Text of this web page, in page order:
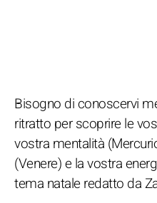
Bisogno di conoscervi
ritratto per scoprire le
vostra mentalità
(Venere) e la vostra
tema natale redatto da